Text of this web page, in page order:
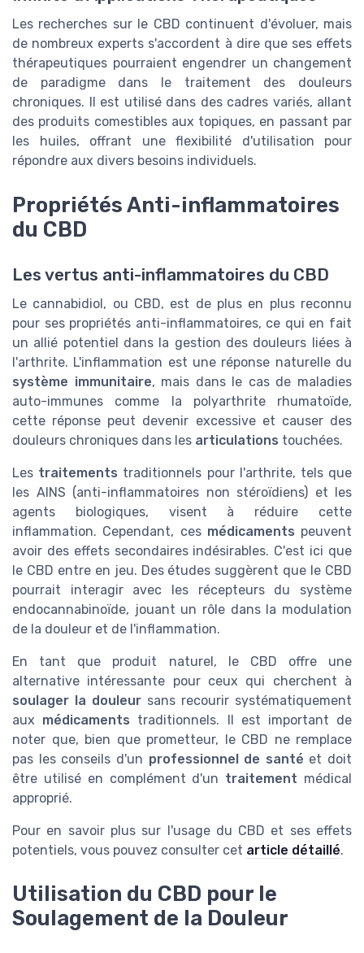
Les recherches sur le CBD continuent d'évoluer, mais
de nombreux experts s'accordent à dire que ses effets
thérapeutiques pourraient engendrer un changement
de paradigme dans le traitement des douleurs
chroniques. Il est utilisé dans des cadres variés, allant
des produits comestibles aux topiques, en passant par
les huiles, offrant une flexibilité d'utilisation pour
répondre aux divers besoins individuels.
Propriétés Anti-inflammatoires
du CBD
Les vertus anti-inflammatoires du CBD
Le cannabidiol, ou CBD, est de plus en plus reconnu
pour ses propriétés anti-inflammatoires, ce qui en fait
un allié potentiel dans la gestion des douleurs liées à
l'arthrite. L'inflammation est une réponse naturelle du
système immunitaire, mais dans le cas de maladies
auto-immunes comme la polyarthrite rhumatoïde,
cette réponse peut devenir excessive et causer des
douleurs chroniques dans les articulations touchées.
Les traitements traditionnels pour l'arthrite, tels que
les AINS (anti-inflammatoires non stéroïdiens) et les
agents biologiques, visent à réduire cette
inflammation. Cependant, ces médicaments peuvent
avoir des effets secondaires indésirables. C'est ici que
le CBD entre en jeu. Des études suggèrent que le CBD
pourrait interagir avec les récepteurs du système
endocannabinoïde, jouant un rôle dans la modulation
de la douleur et de l'inflammation.
En tant que produit naturel, le CBD offre une
alternative intéressante pour ceux qui cherchent à
soulager la douleur sans recourir systématiquement
aux médicaments traditionnels. Il est important de
noter que, bien que prometteur, le CBD ne remplace
pas les conseils d'un professionnel de santé et doit
être utilisé en complément d'un traitement médical
approprié.
Pour en savoir plus sur l'usage du CBD et ses effets
potentiels, vous pouvez consulter cet article détaillé.
Utilisation du CBD pour le
Soulagement de la Douleur